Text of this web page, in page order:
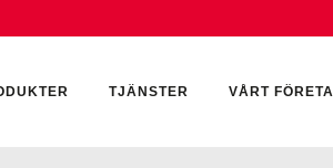
TJÄNSTER VÅRT